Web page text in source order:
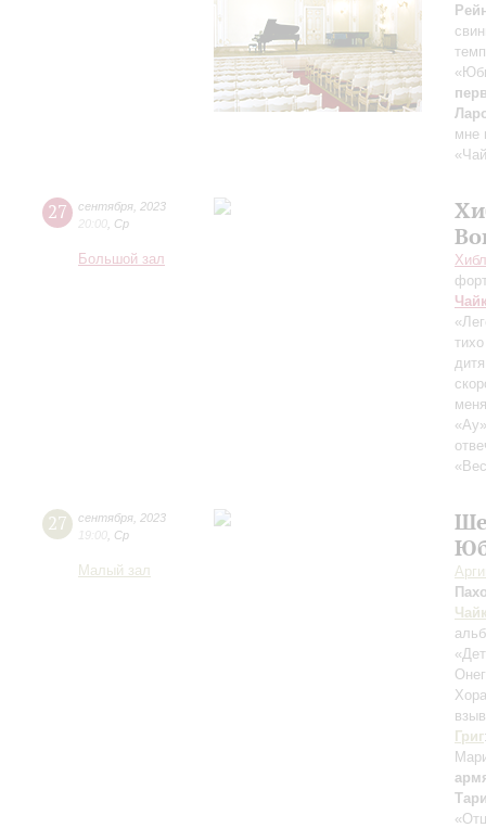
мне
27 сентября 2023
20:00 Ср
Большой зал
27 сентября 2023
19:00 Ср
Малый зал
Григ